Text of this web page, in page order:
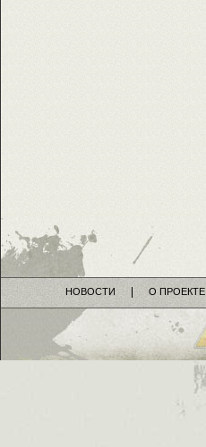
НОВОСТИ О ПРОЕКТЕ